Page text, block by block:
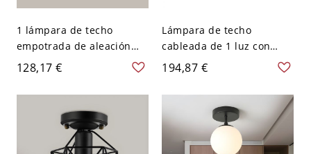
1 lámpara de techo
empotrada de aleación
ligera con cableado fijo y
pantalla vitrificada - 110 A
120 V 38,1 cm Tercer Gear
Canopia redonda Nuez
128,17 €
Lámpara de techo
cableada de 1 luz con
pantalla escolar de vidrio
vitrificado - 110 A 120 V
30,48 cm
194,87 €